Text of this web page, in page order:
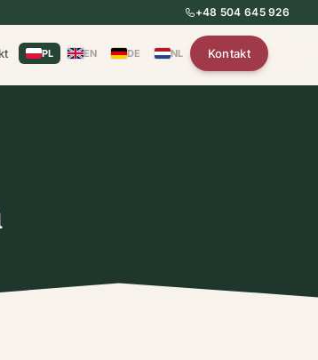
+48 504 645 926
PL EN DE NL Kontakt